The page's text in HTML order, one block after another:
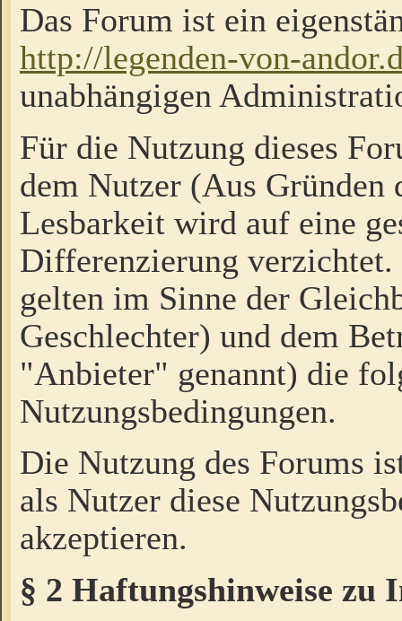
Das Forum ist ein
http://legenden-von-
unabhängigen
Für die Nutzung dieses
dem Nutzer (Aus Gründen
Lesbarkeit wird auf eine
Differenzierung
gelten im Sinne der
Geschlechter) und dem
"Anbieter" genannt) die
Nutzungsbedingungen.
Die Nutzung des Forums
als Nutzer diese
akzeptieren.
§ 2 Haftungshinweise zu